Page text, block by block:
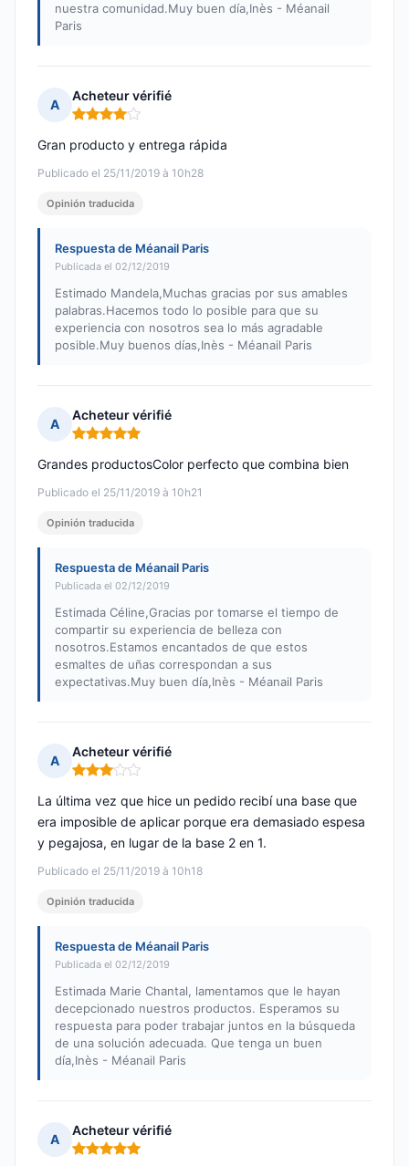
nuestra comunidad.Muy buen día,Inès - Méanail
Paris
A
Acheteur vérifié
Nota: 4 de 5
Publicado el 25/11/2019 à 10h28
Gran producto y entrega rápida
Opinión traducida
Respuesta de Méanail Paris
Publicada el 02/12/2019
Estimado Mandela,Muchas gracias por sus amables
palabras.Hacemos todo lo posible para que su
experiencia con nosotros sea lo más agradable
posible.Muy buenos días,Inès - Méanail Paris
A
Acheteur vérifié
Nota: 5 de 5
Publicado el 25/11/2019 à 10h21
Grandes productosColor perfecto que combina bien
Opinión traducida
Respuesta de Méanail Paris
Publicada el 02/12/2019
Estimada Céline,Gracias por tomarse el tiempo de
compartir su experiencia de belleza con
nosotros.Estamos encantados de que estos
esmaltes de uñas correspondan a sus
expectativas.Muy buen día,Inès - Méanail Paris
A
Acheteur vérifié
Nota: 3 de 5
Publicado el 25/11/2019 à 10h18
La última vez que hice un pedido recibí una base que
era imposible de aplicar porque era demasiado espesa
y pegajosa, en lugar de la base 2 en 1.
Opinión traducida
Respuesta de Méanail Paris
Publicada el 02/12/2019
Estimada Marie Chantal, lamentamos que le hayan
decepcionado nuestros productos. Esperamos su
respuesta para poder trabajar juntos en la búsqueda
de una solución adecuada. Que tenga un buen
día,Inès - Méanail Paris
A
Acheteur vérifié
Nota: 5 de 5